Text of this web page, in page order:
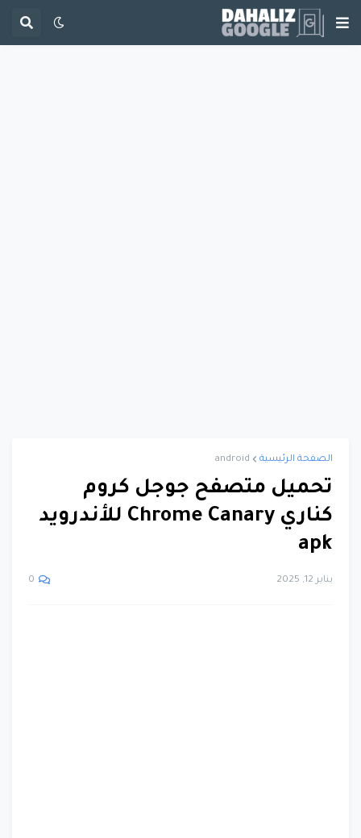
الصفحة الرئيسية android
تحميل متصفح جوجل كروم
كناري Chrome Canary للأندرويد
apk
يناير 12, 2025 0